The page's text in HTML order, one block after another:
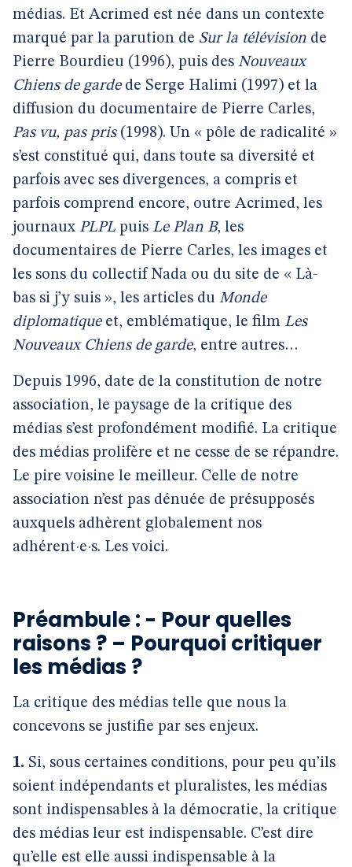
médias. Et Acrimed est née dans un contexte
marqué par la parution de Sur la télévision de
Pierre Bourdieu (1996), puis des Nouveaux
Chiens de gardede Serge Halimi (1997) et la
diffusion du documentaire de Pierre Carles,
Pas vu, pas pris(1998). Un « pôle de radicalité »
s’est constitué qui, dans toute sa diversité et
parfois avec ses divergences, a compris et
parfois comprend encore, outre Acrimed, les
journaux PLPLpuis Le Plan B, les
documentaires de Pierre Carles, les images et
les sons du collectif Nada ou du site de « Là-
bas si j’y suis », les articles du Monde
diplomatiqueet, emblématique, le film Les
Nouveaux Chiens de garde, entre autres…
Depuis 1996, date de la constitution de notre
association, le paysage de la critique des
médias s’est profondément modifié. La critique
des médias prolifère et ne cesse de se répandre.
Le pire voisine le meilleur. Celle de notre
association n’est pas dénuée de présupposés
auxquels adhèrent globalement nos
adhérent·e·s. Les voici.
Préambule : - Pour quelles
raisons ? – Pourquoi critiquer
les médias ?
La critique des médias telle que nous la
concevons se justifie par ses enjeux.
1. Si, sous certaines conditions, pour peu qu’ils
soient indépendants et pluralistes, les médias
sont indispensables à la démocratie, la critique
des médias leur est indispensable. C’est dire
qu’elle est elle aussi indispensable à la